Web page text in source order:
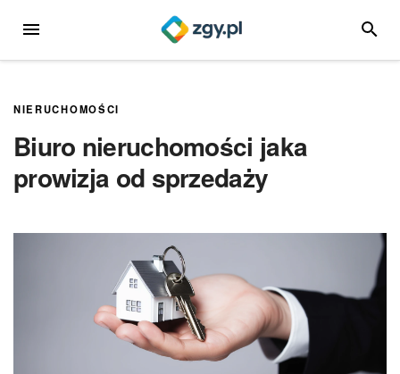
MENU
NIERUCHOMOŚCI
Biuro nieruchomości jaka
prowizja od sprzedaży